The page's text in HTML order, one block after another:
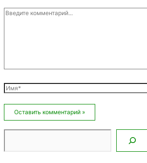
Введите
комментарий...
Имя*